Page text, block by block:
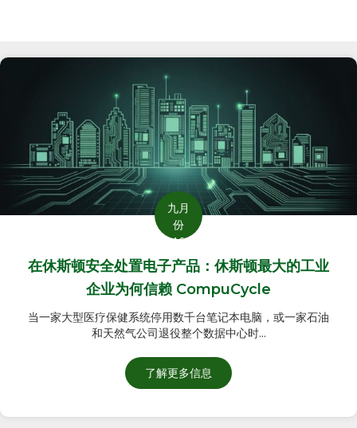
九月
份
16
在休斯顿安全处置电子产品：休斯顿最大的工业
企业为何信赖 CompuCycle
当一家大型医疗保健系统停用数千台笔记本电脑，或一家石油
和天然气公司退役整个数据中心时...
了解有关休斯顿电子产品安全处置的
更多信息 ：休斯顿最大的工业企业为